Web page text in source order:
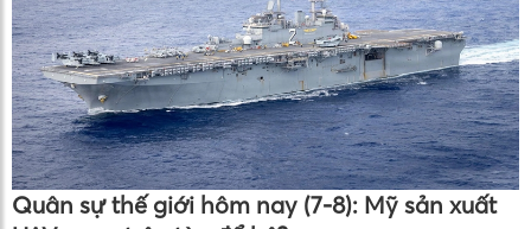
Quân sự thế giới hôm nay (7-8): Mỹ sản xuất